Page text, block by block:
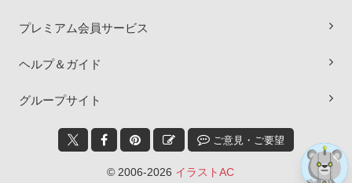
プレミアム会員サービス
ヘルプ＆ガイド
グループサイト
ご意見・ご要望
© 2006-2026 イラストAC